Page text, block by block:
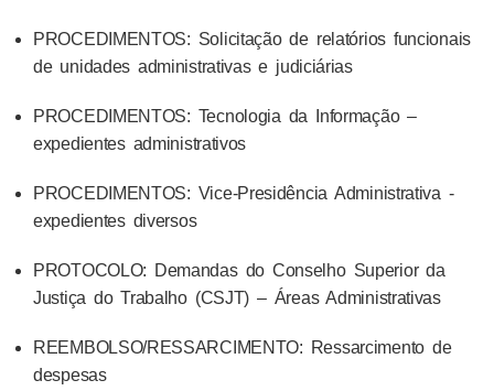
PROCEDIMENTOS: Solicitação de relatórios funcionais
de unidades administrativas e judiciárias
PROCEDIMENTOS: Tecnologia da Informação –
expedientes administrativos
PROCEDIMENTOS: Vice-Presidência Administrativa -
expedientes diversos
PROTOCOLO: Demandas do Conselho Superior da
Justiça do Trabalho (CSJT) – Áreas Administrativas
REEMBOLSO/RESSARCIMENTO: Ressarcimento de
despesas